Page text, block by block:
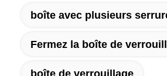
boîte avec plusieurs
Fermez la boîte de
boîte de verrouillage